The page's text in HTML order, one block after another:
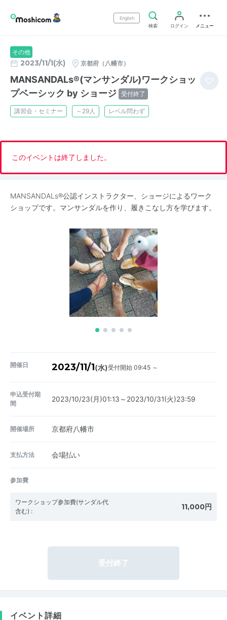
English
検索
ログイン メニュー
その他
2023/11/1(水) 京都府（八幡市）
MANSANDALs®(マンサンダル)ワークショッ
プベーシック by ショージ 受付終了
講習会・セミナー ～29人 レベル問わず
このイベントは終了しました。
MANSANDALs®️公認インストラクター、ショージによるワーク
ショップです。マンサンダルを作り、履きこなし方を学びます。
開催日 2023/11/1(水)受付開始 09:45 ～
申込受付期
間
2023/10/23(月)01:13～2023/10/31(火)23:59
開催場所 京都府八幡市
支払方法 会場払い
参加費
ワークショップ参加費(サンダル代
含む) : 11,000円
受付終了
イベント詳細